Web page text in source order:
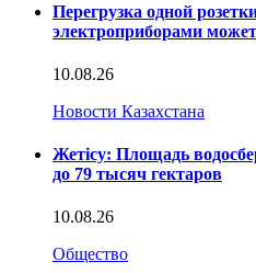
Перегрузка одной
электроприборами
10.08.26
Новости Казахстана
Жетісу: Площадь
до 79 тысяч гектаров
10.08.26
Общество